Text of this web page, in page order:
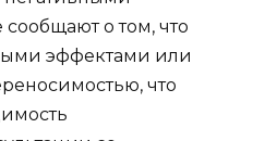
о том, что
эффектами или
что